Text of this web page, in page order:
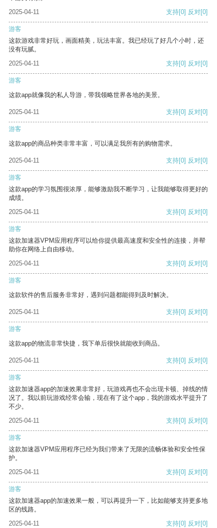
2025-04-11
支持[0] 反对[0]
游客
这款游戏非常好玩，画面精美，玩法丰富。我已经玩了好几个小时，还
没有玩腻。
2025-04-11
支持[0] 反对[0]
游客
这款app就像我的私人导游，带我领略世界各地的美景。
2025-04-11 支持[0] 反对[0]
游客
这款app的商品种类非常丰富，可以满足我所有的购物需求。
2025-04-11 支持[0] 反对[0]
游客
这款app的学习氛围很浓厚，能够激励我不断学习，让我能够取得更好的
成绩。
2025-04-11
支持[0] 反对[0]
游客
这款加速器VPM应用程序可以给你提供最高速度和安全性的连接，并帮
助你在网络上自由移动。
2025-04-11
支持[0] 反对[0]
游客
这款软件的售后服务非常好，遇到问题都能得到及时解决。
2025-04-11 支持[0] 反对[0]
游客
这款app的物流非常快捷，我下单后很快就能收到商品。
2025-04-11 支持[0] 反对[0]
游客
这款加速器app的加速效果非常好，玩游戏再也不会出现卡顿、掉线的情
况了。我以前玩游戏经常会输，现在有了这个app，我的游戏水平提升了
不少。
2025-04-11
支持[0] 反对[0]
游客
这款加速器VPM应用程序已经为我们带来了无限的流畅体验和安全性保
护。
2025-04-11
支持[0] 反对[0]
游客
这款加速器app的加速效果一般，可以再提升一下，比如能够支持更多地
区的线路。
2025-04-11
支持[0] 反对[0]